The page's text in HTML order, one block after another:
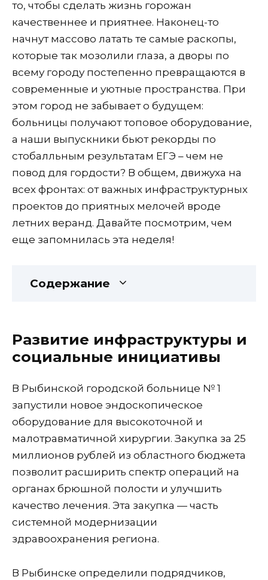
то, чтобы сделать жизнь горожан
качественнее и приятнее. Наконец-то
начнут массово латать те самые раскопы,
которые так мозолили глаза, а дворы по
всему городу постепенно превращаются в
современные и уютные пространства. При
этом город не забывает о будущем:
больницы получают топовое оборудование,
а наши выпускники бьют рекорды по
стобалльным результатам ЕГЭ – чем не
повод для гордости? В общем, движуха на
всех фронтах: от важных инфраструктурных
проектов до приятных мелочей вроде
летних веранд. Давайте посмотрим, чем
еще запомнилась эта неделя!
Содержание
Развитие инфраструктуры и
социальные инициативы
В Рыбинской городской больнице № 1
запустили новое эндоскопическое
оборудование для высокоточной и
малотравматичной хирургии. Закупка за 25
миллионов рублей из областного бюджета
позволит расширить спектр операций на
органах брюшной полости и улучшить
качество лечения. Эта закупка — часть
системной модернизации
здравоохранения региона.
В Рыбинске определили подрядчиков,